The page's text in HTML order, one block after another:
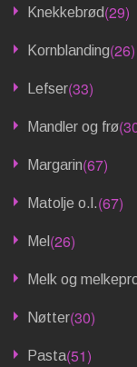
Knekkebrød(29)
Kornblanding(26)
Lefser(33)
Mandler og frø
Margarin(67)
Matolje o.l.(67)
Mel (26)
Melk og
Nøtter(30)
Pasta(51)